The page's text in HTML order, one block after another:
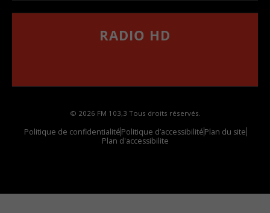
RADIO HD
© 2026 FM 103,3 Tous droits réservés.
Politique de confidentialitéPolitique d’accessibilitéPlan du site
Plan d'accessibilite